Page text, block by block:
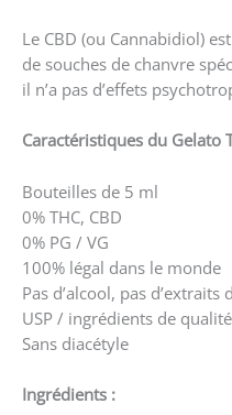
Le CBD (ou Cannabidiol)
de souches de chanvre
il n’a pas d’effets
Caractéristiques du Gelato
Bouteilles de 5 ml
0% THC, CBD
0% PG / VG
100% légal dans le monde
Pas d’alcool, pas d’extraits
USP / ingrédients de
Sans diacétyle
Ingrédients :